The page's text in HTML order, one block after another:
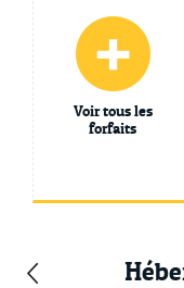
Voir tous les
forfaits